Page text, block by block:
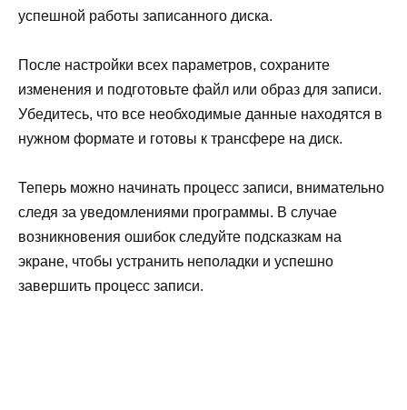
успешной работы записанного диска.
После настройки всех параметров, сохраните
изменения и подготовьте файл или образ для записи.
Убедитесь, что все необходимые данные находятся в
нужном формате и готовы к трансфере на диск.
Теперь можно начинать процесс записи, внимательно
следя за уведомлениями программы. В случае
возникновения ошибок следуйте подсказкам на
экране, чтобы устранить неполадки и успешно
завершить процесс записи.